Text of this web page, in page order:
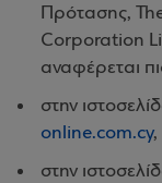
Πρότασης,
Corporation
αναφέρεται
στην
online.com.cy,
στην